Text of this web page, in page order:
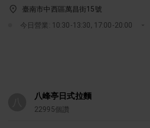
臺南市中西區萬昌街15號
今日營業: 10:30-13:30, 17:00-20:00
八峰亭日式拉麵
22995個讚